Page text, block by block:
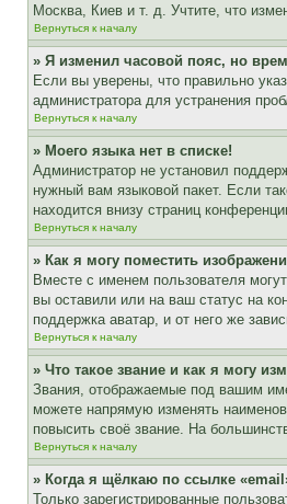
Москва, Киев и т. д. Учтите, что
Вернуться к началу
» Я изменил часовой пояс, но
Если вы уверены, что правильно
администратора для устранения
Вернуться к началу
» Моего языка нет в списке!
Администратор не установил
нужный вам языковой пакет. Если
находится внизу страниц
Вернуться к началу
» Как я могу поместить
Вместе с именем пользователя
вы оставили или на ваш статус на
поддержка аватар, и от него же
Вернуться к началу
» Что такое звание и как я могу
Звания, отображаемые под вашим
можете напрямую изменять
повысить своё звание. На
Вернуться к началу
» Когда я щёлкаю по ссылке
Только зарегистрированные